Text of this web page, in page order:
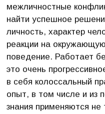
межличностные
найти успешное
личность, характер
реакции на
поведение. Работает
это очень
в себя колоссальный
опыт, в том числе и из
знания применяются